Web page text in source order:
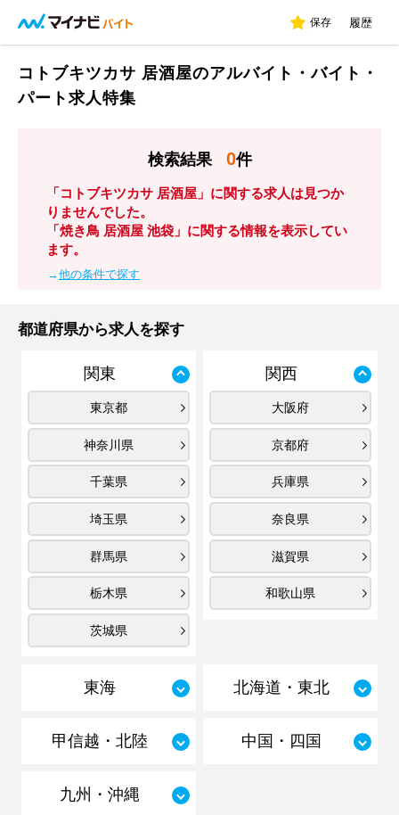
保存 履歴
コトブキツカサ 居酒屋のアルバイト・バイト・
パート求人特集
検索結果 0件
「コトブキツカサ 居酒屋」に関する求人は見つか
りませんでした。
「焼き鳥 居酒屋 池袋」に関する情報を表示してい
ます。
→他の条件で探す
都道府県から求人を探す
関東
東京都
神奈川県
千葉県
埼玉県
群馬県
栃木県
茨城県
関西
大阪府
京都府
兵庫県
奈良県
滋賀県
和歌山県
東海 北海道・東北
甲信越・北陸 中国・四国
九州・沖縄